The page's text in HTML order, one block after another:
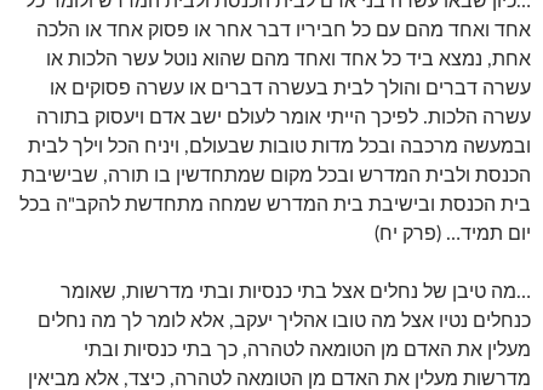
אחד ואחד מהם עם כל חביריו דבר אחר או פסוק אחד או הלכה
אחת, נמצא ביד כל אחד ואחד מהם שהוא נוטל עשר הלכות או
עשרה דברים והולך לבית בעשרה דברים או עשרה פסוקים או
עשרה הלכות. לפיכך הייתי אומר לעולם ישב אדם ויעסוק בתורה
ובמעשה מרכבה ובכל מדות טובות שבעולם, ויניח הכל וילך לבית
הכנסת ולבית המדרש ובכל מקום שמתחדשין בו תורה, שבישיבת
בית הכנסת ובישיבת בית המדרש שמחה מתחדשת להקב"ה בכל
יום תמיד… (פרק יח)
…מה טיבן של נחלים אצל בתי כנסיות ובתי מדרשות, שאומר
כנחלים נטיו אצל מה טובו אהליך יעקב, אלא לומר לך מה נחלים
מעלין את האדם מן הטומאה לטהרה, כך בתי כנסיות ובתי
מדרשות מעלין את האדם מן הטומאה לטהרה, כיצד, אלא מביאין